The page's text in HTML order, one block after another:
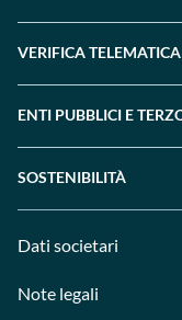
VERIFICA
ENTI PUBBLICI E
SOSTENIBILITÀ
Dati societari
Note legali